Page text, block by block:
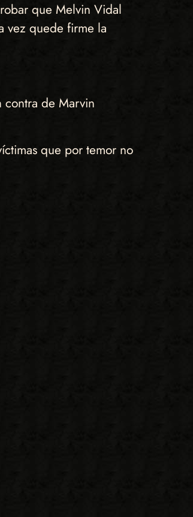
que Melvin Vidal
vez quede firme la
contra de Marvin
que por temor no